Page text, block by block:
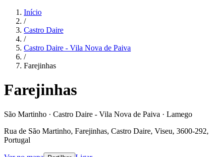
Início
/
Castro Daire
/
Castro Daire - Vila Nova de Paiva
/
Farejinhas
Farejinhas
São Martinho · Castro Daire - Vila Nova de Paiva · Lamego
Rua de São Martinho, Farejinhas, Castro Daire, Viseu, 3600-292,
Portugal